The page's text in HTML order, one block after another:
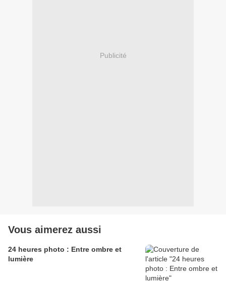
Publicité
Vous aimerez aussi
24 heures photo : Entre ombre et
lumière